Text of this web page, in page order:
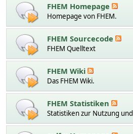
FHEM Homepage
Homepage von FHEM.
FHEM Sourcecode
FHEM Quelltext
FHEM Wiki
Das FHEM Wiki.
FHEM Statistiken
Statistiken zur Nutzung